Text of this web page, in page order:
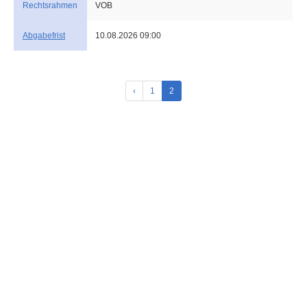
Rechtsrahmen VOB
Abgabefrist 10.08.2026 09:00
‹ 1 2